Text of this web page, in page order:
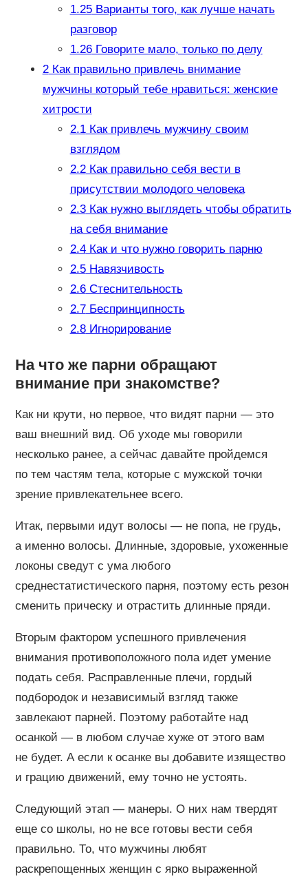
1.25Варианты того, как лучше начать
разговор
1.26Говорите мало, только по делу
2Как правильно привлечь внимание
мужчины который тебе нравиться: женские
хитрости
2.1Как привлечь мужчину своим
взглядом
2.2Как правильно себя вести в
присутствии молодого человека
2.3Как нужно выглядеть чтобы обратить
на себя внимание
2.4Как и что нужно говорить парню
2.5Навязчивость
2.6Стеснительность
2.7Беспринципность
2.8Игнорирование
На что же парни обращают
внимание при знакомстве?
Как ни крути, но первое, что видят парни — это
ваш внешний вид. Об уходе мы говорили
несколько ранее, а сейчас давайте пройдемся
по тем частям тела, которые с мужской точки
зрение привлекательнее всего.
Итак, первыми идут волосы — не попа, не грудь,
а именно волосы. Длинные, здоровые, ухоженные
локоны сведут с ума любого
среднестатистического парня, поэтому есть резон
сменить прическу и отрастить длинные пряди.
Вторым фактором успешного привлечения
внимания противоположного пола идет умение
подать себя. Расправленные плечи, гордый
подбородок и независимый взгляд также
завлекают парней. Поэтому работайте над
осанкой — в любом случае хуже от этого вам
не будет. А если к осанке вы добавите изящество
и грацию движений, ему точно не устоять.
Следующий этап — манеры. О них нам твердят
еще со школы, но не все готовы вести себя
правильно. То, что мужчины любят
раскрепощенных женщин с ярко выраженной